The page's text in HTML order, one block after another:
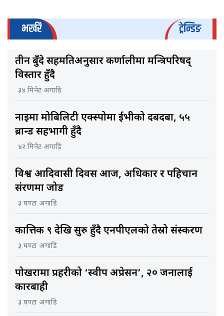
भर्खरै ट्रेन्डिङ
तीन बुँदे सहमतिअनुसार कर्णालीमा मन्त्रिपरिषद्
विस्तार हुँदै
३४ मिनेट अगाडि
नाइमा मोबिलिटी एक्स्पोमा ईभीको दबदबा, ५५
ब्रान्ड सहभागी हुँदै
४२ मिनेट अगाडि
विश्व आदिवासी दिवस आज, अधिकार र पहिचान
संरक्षणमा जोड
३ घण्टा अगाडि
कात्तिक ९ देखि सुरु हुँदै एनपीएलको तेस्रो संस्करण
३ घण्टा अगाडि
पोखरामा प्रहरीको ‘स्वीप अप्रेसन’, २० जनालाई
कारबाही
३ घण्टा अगाडि